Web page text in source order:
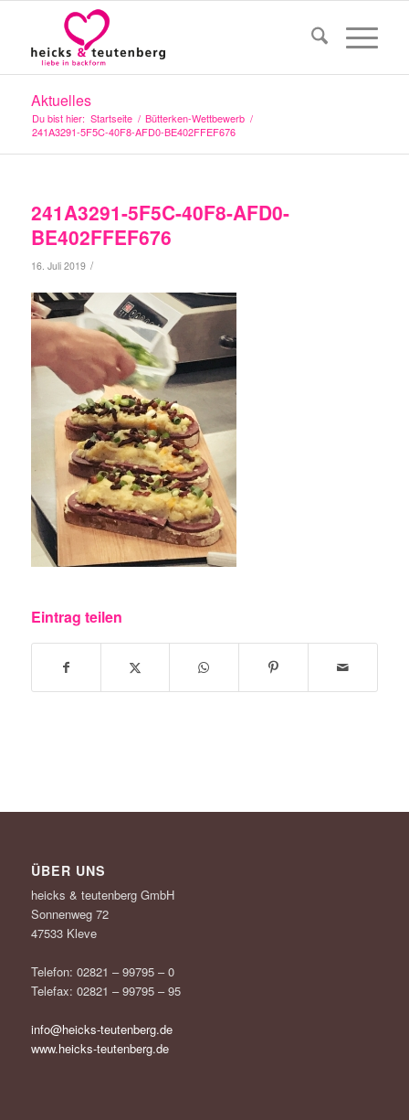
Aktuelles
Du bist hier: Startseite / Bütterken-Wettbewerb /
241A3291-5F5C-40F8-AFD0-BE402FFEF676
241A3291-5F5C-40F8-AFD0-
BE402FFEF676
16. Juli 2019 /
Eintrag teilen
ÜBER UNS
heicks & teutenberg GmbH
Sonnenweg 72
47533 Kleve
Telefon: 02821 – 99795 – 0
Telefax: 02821 – 99795 – 95
info@heicks-teutenberg.de
www.heicks-teutenberg.de